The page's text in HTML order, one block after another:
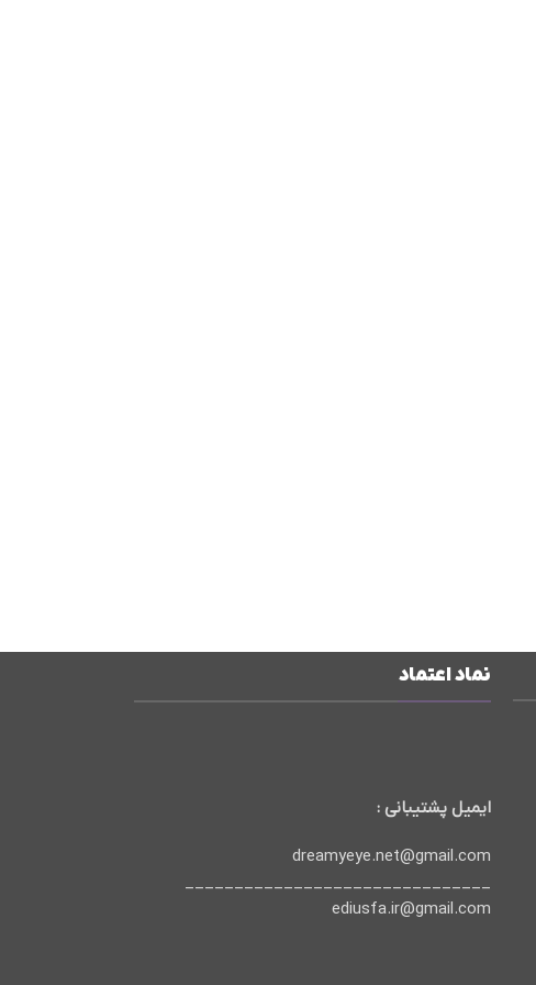
نماد اعتماد
ایمیل پشتیبانی :
dreamyeye.net@gmail.com
_______________________________
ediusfa.ir@gmail.com